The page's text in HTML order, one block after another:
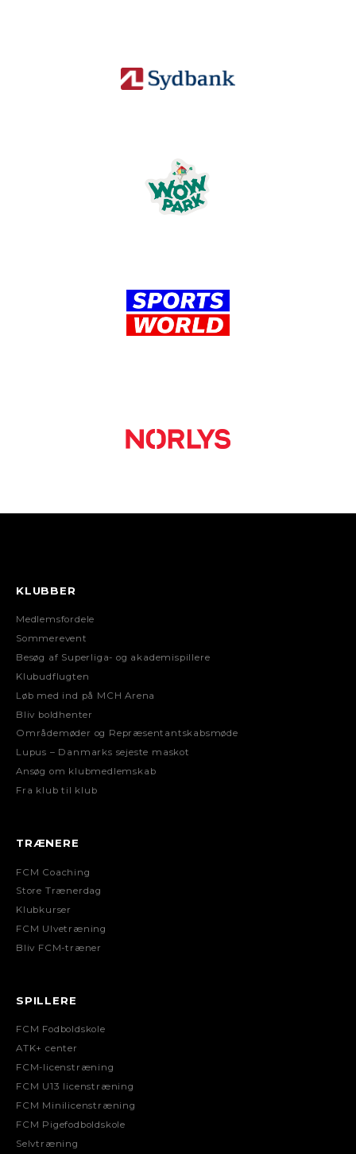
KLUBBER
Medlemsfordele
Sommerevent
Besøg af Superliga- og akademispillere
Klubudflugten
Løb med ind på MCH Arena
Bliv boldhenter
Områdemøder og Repræsentantskabsmøde
Lupus – Danmarks sejeste maskot
Ansøg om klubmedlemskab
Fra klub til klub
TRÆNERE
FCM Coaching
Store Trænerdag
Klubkurser
FCM Ulvetræning
Bliv FCM-træner
SPILLERE
FCM Fodboldskole
ATK+ center
FCM-licenstræning
FCM U13 licenstræning
FCM Minilicenstræning
FCM Pigefodboldskole
Selvtræning